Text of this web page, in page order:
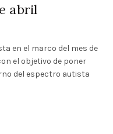
abril
en el marco del mes de
el objetivo de poner
del espectro autista